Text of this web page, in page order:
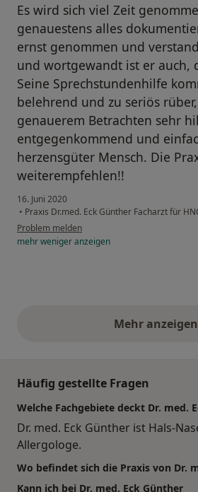
Es wird sich viel Zeit
genauestens alles
ernst genommen und
und wortgewandt ist er auch,
Seine Sprechstundenhilfe
belehrend und zu seriös
genauerem Betrachten sehr
entgegenkommend und
herzensgüter Mensch. Die
weiterempfehlen!!
16. Juni 2020
• Praxis Dr.med. Eck Günther Facharzt für
Problem melden
mehrwenigeranzeigen
Mehr anzeigen
obige
Häufig gestellte Fragen
Welche Fachgebiete deckt Dr. med.
Dr. med. Eck Günther ist Hals-
Allergologe.
Wo befindet sich die Praxis von Dr.
Kann ich bei Dr. med. Eck Günther